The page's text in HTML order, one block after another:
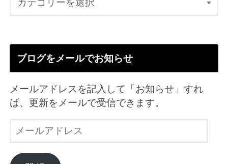
ブログをメールでお知らせ
メールアドレスを記入して「お知らせ」すれ
ば、更新をメールで受信できます。
ル